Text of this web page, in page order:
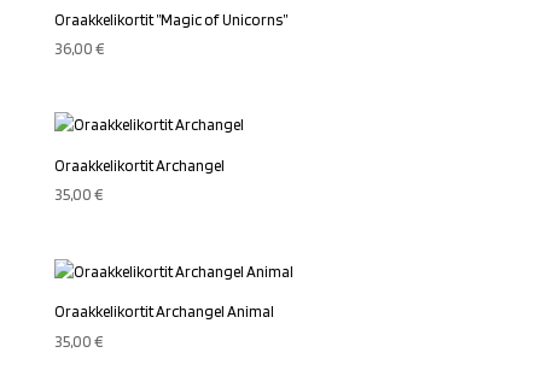
Oraakkelikortit ”Magic of Unicorns”
36,00€
Oraakkelikortit Archangel
35,00€
Oraakkelikortit Archangel Animal
35,00€